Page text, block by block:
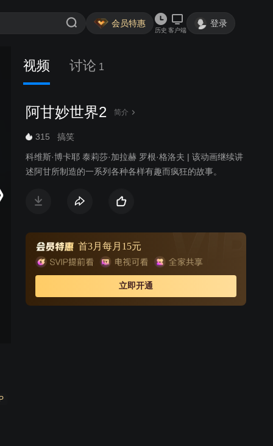
会员特惠
历史 客户端
登录
视频 讨论 1
阿甘妙世界2 简介
315 搞笑
科维斯·博卡耶 泰莉莎·加拉赫 罗根·格洛夫 | 该动画继续讲
述阿甘所制造的一系列各种各样有趣而疯狂的故事。
首3月每月15元
立即开通